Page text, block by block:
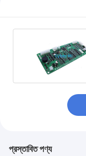
প্রস্তাবিত পণ্য